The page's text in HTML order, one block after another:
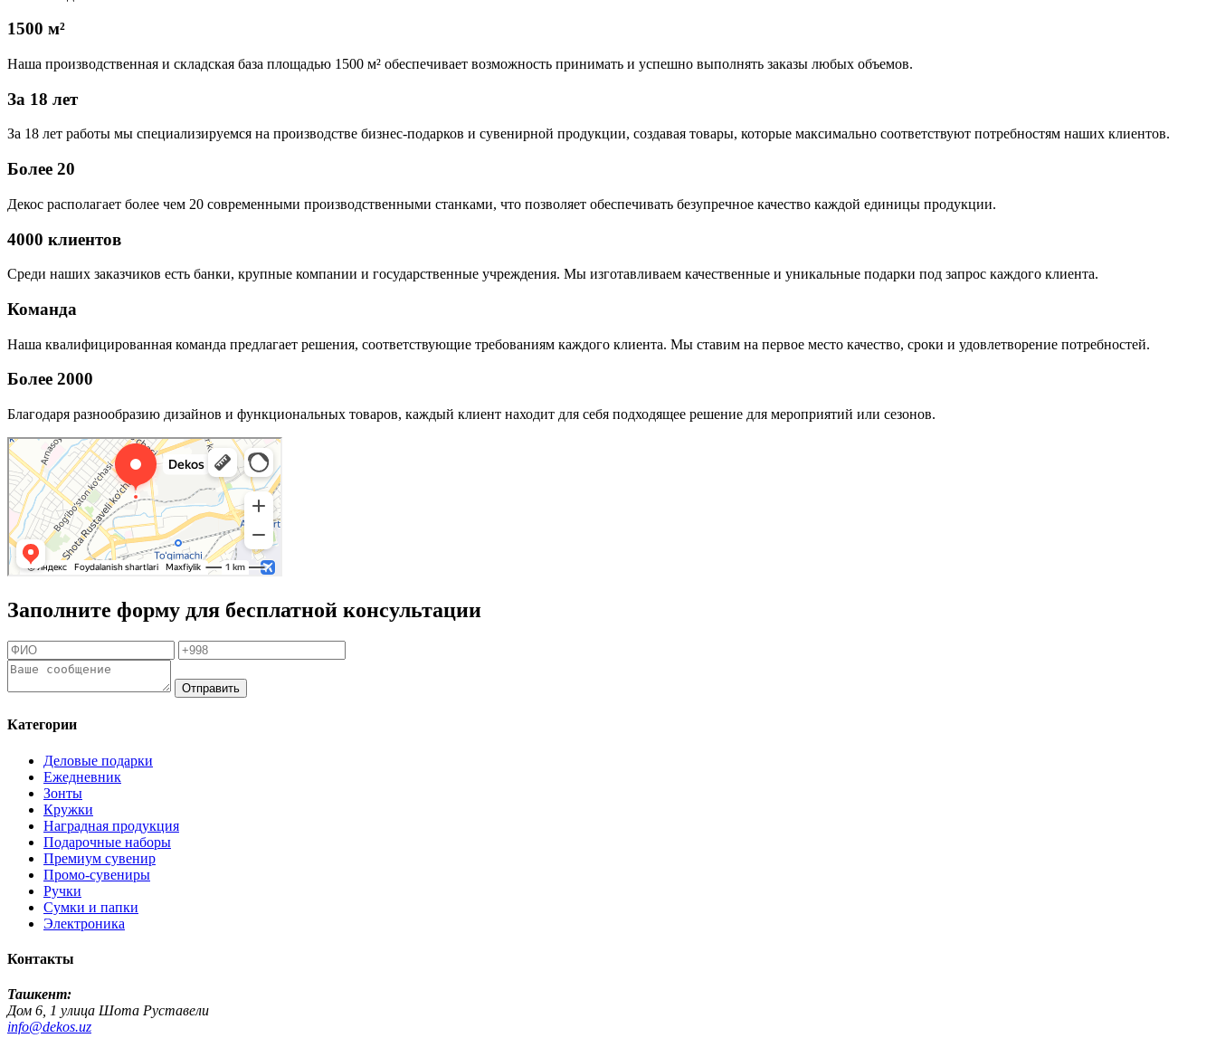
1500 м²
Наша производственная и складская база площадью 1500 м² обеспечивает возможность принимать и успешно выполнять заказы любых объемов.
За 18 лет
За 18 лет работы мы специализируемся на производстве бизнес-подарков и сувенирной продукции, создавая товары, которые максимально соответствуют потребностям наших клиентов.
Более 20
Декос располагает более чем 20 современными производственными станками, что позволяет обеспечивать безупречное качество каждой единицы продукции.
4000 клиентов
Среди наших заказчиков есть банки, крупные компании и государственные учреждения. Мы изготавливаем качественные и уникальные подарки под запрос каждого клиента.
Команда
Наша квалифицированная команда предлагает решения, соответствующие требованиям каждого клиента. Мы ставим на первое место качество, сроки и удовлетворение потребностей.
Более 2000
Благодаря разнообразию дизайнов и функциональных товаров, каждый клиент находит для себя подходящее решение для мероприятий или сезонов.
Заполните форму для бесплатной консультации
Отправить
Категории
Деловые подарки
Ежедневник
Зонты
Кружки
Наградная продукция
Подарочные наборы
Премиум сувенир
Промо-сувениры
Ручки
Сумки и папки
Электроника
Контакты
Ташкент:
Дом 6, 1 улица Шота Руставели
info@dekos.uz